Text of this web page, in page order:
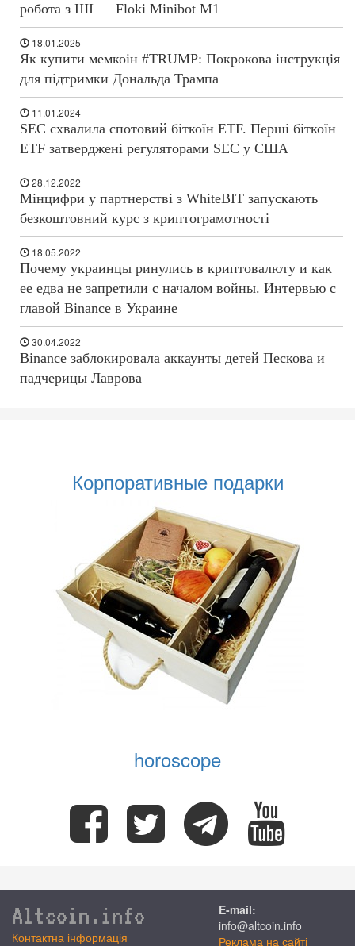
робота з ШІ — Floki Minibot M1
18.01.2025
Як купити мемкоін #TRUMP: Покрокова інструкція
для підтримки Дональда Трампа
11.01.2024
SEC схвалила спотовий біткоїн ETF. Перші біткоїн
ETF затверджені регуляторами SEC у США
28.12.2022
Мінцифри у партнерстві з WhiteBIT запускають
безкоштовний курс з криптограмотності
18.05.2022
Почему украинцы ринулись в криптовалюту и как
ее едва не запретили с началом войны. Интервью с
главой Binance в Украине
30.04.2022
Binance заблокировала аккаунты детей Пескова и
падчерицы Лаврова
Корпоративные подарки
horoscope
Altcoin.info
Контактна інформація
E-mail:
info@altcoin.info
Реклама на сайті